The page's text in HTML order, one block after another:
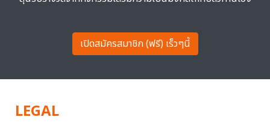
เปิดสมัครสมาชิก (ฟรี) เร็วๆนี้
LEGAL